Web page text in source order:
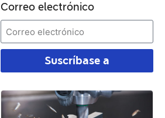
Correo electrónico
Suscríbase a